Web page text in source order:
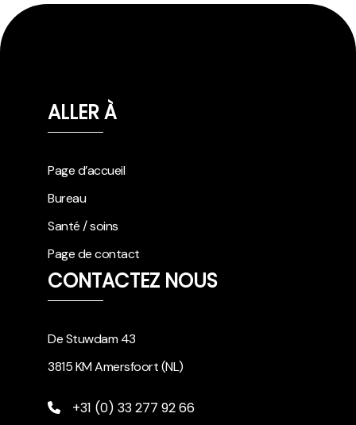
ALLER À
Page d’accueil
Bureau
Santé / soins
Page de contact
CONTACTEZ NOUS
De Stuwdam 43
3815 KM Amersfoort (NL)
+31 (0) 33 277 92 66